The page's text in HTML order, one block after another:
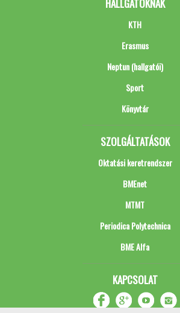
HALLGATÓKNAK
KTH
Erasmus
Neptun (hallgatói)
Sport
Könyvtár
SZOLGÁLTATÁSOK
Oktatási keretrendszer
BMEnet
MTMT
Periodica Polytechnica
BME Alfa
KAPCSOLAT